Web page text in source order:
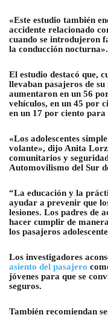
«Este estudio también
accidente relacionado
cuando se introdujeron
la conducción nocturna».
El estudio destacó que,
llevaban pasajeros de
aumentaron en un 56
vehículos, en un 45 por
en un 17 por ciento para
«Los adolescentes
volante», dijo Anita
comunitarios y
Automovilismo del Sur
“La educación y la
ayudar a prevenir que
lesiones. Los padres de
hacer cumplir de
los pasajeros
Los investigadores
asiento del pasajero
jóvenes para que se
seguros.
También recomiendan